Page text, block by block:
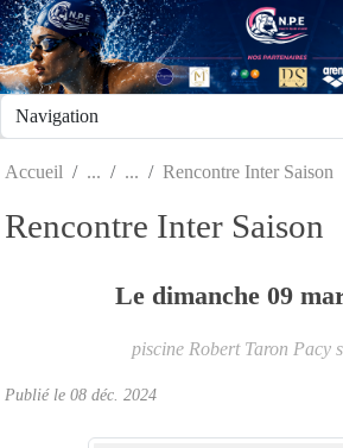
Accueil Rencontre Inter Saison
Rencontre Inter Saison
Le dimanche 09
piscine Robert Taron Pacy
Publié le 08 déc. 2024
Panneau de gestion des cookies